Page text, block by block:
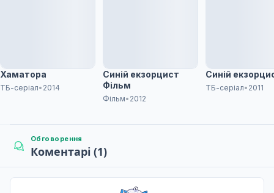
Хаматора
ТБ-серіал• 2014
Cиній екзорцист
Фільм
Фільм• 2012
Cиній
ТБ-серіал• 2011
Обговорення
Коментарі (1)